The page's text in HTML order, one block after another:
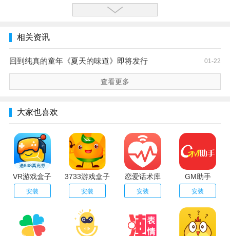
相关资讯
回到纯真的童年《夏天的味道》即将发行 01-22
查看更多
大家也喜欢
VR游戏盒子
安装
3733游戏盒子
安装
恋爱话术库
安装
GM助手
安装